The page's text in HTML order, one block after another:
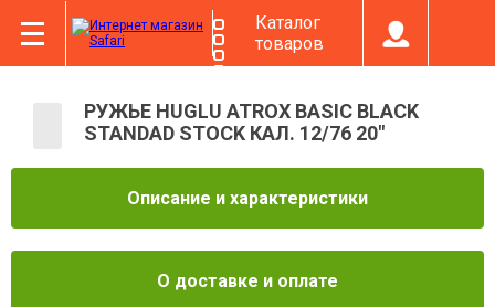
Каталог
товаров
РУЖЬЕ HUGLU ATROX BASIC BLACK
STANDAD STOCK КАЛ. 12/76 20"
Описание и характеристики
О доставке и оплате